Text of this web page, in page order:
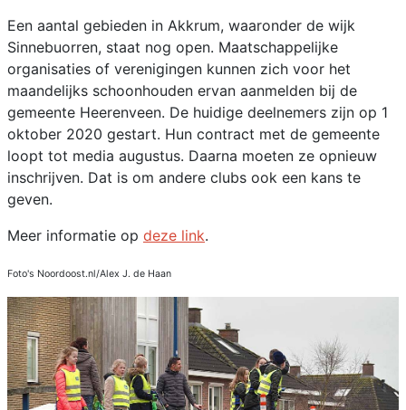
Een aantal gebieden in Akkrum, waaronder de wijk
Sinnebuorren, staat nog open. Maatschappelijke
organisaties of verenigingen kunnen zich voor het
maandelijks schoonhouden ervan aanmelden bij de
gemeente Heerenveen. De huidige deelnemers zijn op 1
oktober 2020 gestart. Hun contract met de gemeente
loopt tot media augustus. Daarna moeten ze opnieuw
inschrijven. Dat is om andere clubs ook een kans te
geven.
Meer informatie op deze link.
Foto's Noordoost.nl/Alex J. de Haan